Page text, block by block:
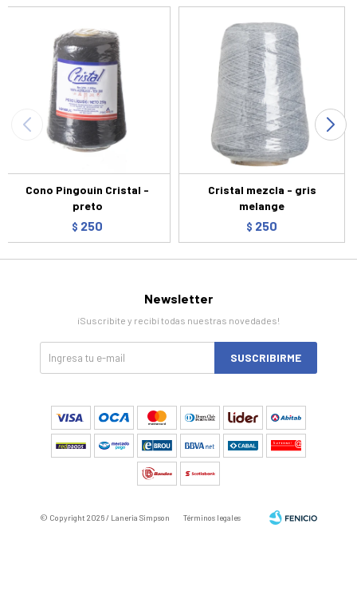
Cono Pingouin Cristal -
preto
$ 250
Cristal mezcla - gris
melange
$ 250
Newsletter
¡Suscribite y recibí todas nuestras novedades!
SUSCRIBIRME
© Copyright 2026 / Laneria Simpson Términos legales